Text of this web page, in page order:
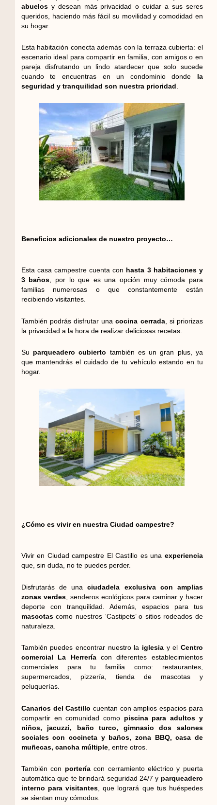
abuelosy desean más privacidad o cuidar a sus seres
queridos, haciendo más fácil su movilidad y comodidad en
su hogar.
Esta habitación conecta además con la terraza cubierta: el
escenario ideal para compartir en familia, con amigos o en
pareja disfrutando un lindo atardecer que solo sucede
cuando te encuentras en un condominio donde la
seguridad y tranquilidad son nuestra prioridad
Beneficios adicionales de nuestro proyecto…
Esta casa campestre cuenta con hasta 3 habitaciones y
3 baños , por lo que es una opción muy cómoda para
familias numerosas o que constantemente están
recibiendo visitantes.
También podrás disfrutar unacocina cerrada, si priorizas
la privacidad a la hora de realizar deliciosas recetas.
Su parqueadero cubierto también es un gran plus, ya
que mantendrás el cuidado de tu vehículo estando en tu
hogar.
¿Cómo es vivir en nuestra Ciudad campestre?
Vivir en Ciudad campestre El Castillo es una experiencia
que, sin duda, no te puedes perder.
Disfrutarás de unaciudadela exclusiva con amplias
zonas verdes, senderos ecológicos para caminar y hacer
deporte con tranquilidad. Además, espacios para tus
mascotascomo nuestros ‘Castipets’ o sitios rodeados de
naturaleza.
También puedes encontrar nuestro la iglesiay el Centro
comercial La Herreríacon diferentes establecimientos
comerciales para tu familia como: restaurantes,
supermercados, pizzería, tienda de mascotas y
peluquerías.
Canarios del Castillo cuentan con amplios espacios para
compartir en comunidad como piscina para adultos y
niños, jacuzzi, baño turco, gimnasio dos salones
sociales con cocineta y baños, zona BBQ, casa de
muñecas, cancha múltiple, entre otros.
También con porteríacon cerramiento eléctrico y puerta
automática que te brindará seguridad 24/7 y parqueadero
interno para visitantes , que logrará que tus huéspedes
se sientan muy cómodos.